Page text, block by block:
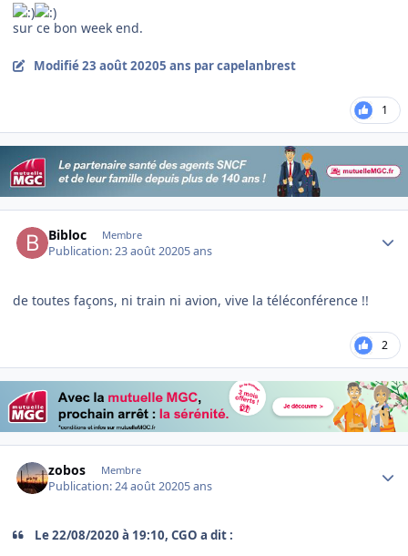
sur ce bon week end.
Modifié23 août 20205 ans par capelanbrest
1
Bibloc Membre
Publication:23 août 20205 ans
de toutes façons, ni train ni avion, vive la téléconférence !!
2
zobos Membre
Publication:24 août 20205 ans
Le 22/08/2020 à 19:10, CGO a dit :